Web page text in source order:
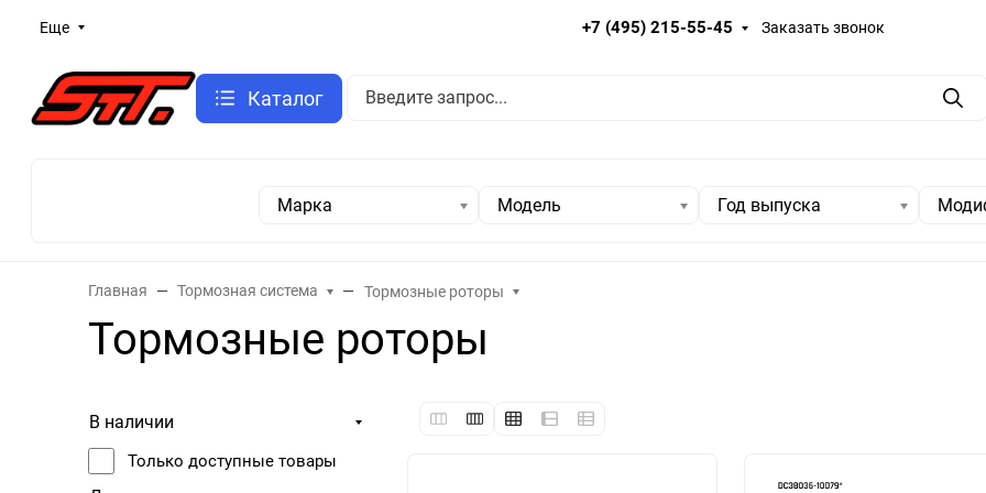
Еще +7 (495) 215-55-45 Заказать звонок
Каталог
Марка Модель Год выпуска
Главная Тормозная система Тормозные роторы
Тормозные роторы
В наличии
Только доступные товары